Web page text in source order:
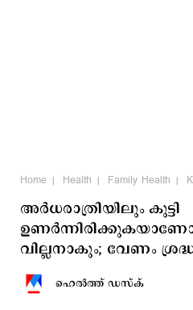
Home Health Family Health
അര്‍ധരാത്രിയിലും കുട്ടി
വില്ലനാകും; വേണം
ഹെല്‍ത്ത് ഡസ്ക്